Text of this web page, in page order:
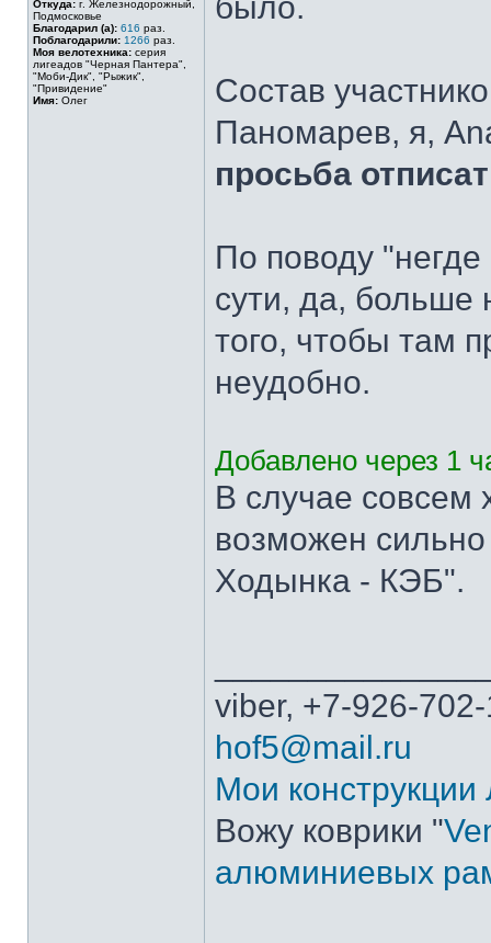
Откуда: г. Железнодорожный,
Подмосковье
Благодарил (а): 616 раз.
Поблагодарили: 1266 раз.
Моя велотехника: серия
лигеадов "Черная Пантера",
"Моби-Дик", "Рыжик",
"Привидение"
Имя: Олег
Состав
Паномарев, я,
просьба
По поводу "негде
сути, да, больше
того, чтобы там
неудобно.
Добавлено через 1
В случае совсем
возможен
Ходынка - КЭБ".
viber, +7-926-
hof5@mail.ru
Мои конструкции
Вожу коврики "
алюминиевых